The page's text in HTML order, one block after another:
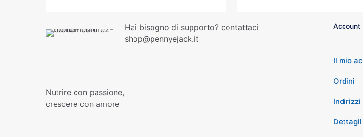
Hai bisogno di supporto? contattaci
shop@pennyejack.it
Nutrire con passione,
crescere con amore
Account
Il mio
Ordini
Indirizzi